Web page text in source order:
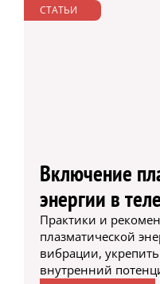
СТАТЬИ
Включение
энергии в
Практики и
плазматической
вибрации,
внутренний